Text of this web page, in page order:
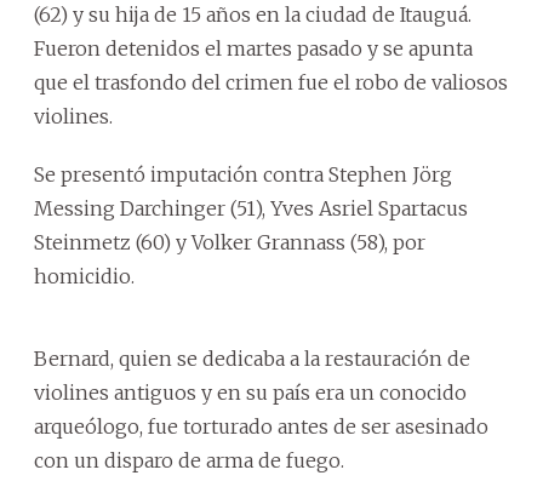
(62) y su hija de 15 años en la ciudad de Itauguá.
Fueron detenidos el martes pasado y se apunta
que el trasfondo del crimen fue el robo de valiosos
violines.
Se presentó imputación contra Stephen Jörg
Messing Darchinger (51), Yves Asriel Spartacus
Steinmetz (60) y Volker Grannass (58), por
homicidio.
Bernard, quien se dedicaba a la restauración de
violines antiguos y en su país era un conocido
arqueólogo, fue torturado antes de ser asesinado
con un disparo de arma de fuego.